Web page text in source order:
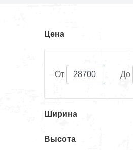
Цена
От До
Ширина
Высота